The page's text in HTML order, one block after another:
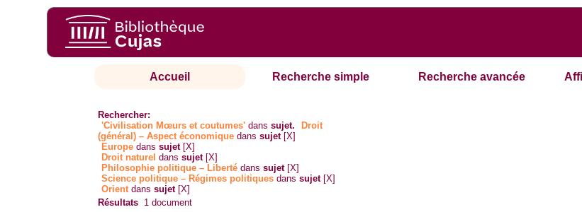
Accueil Recherche simple Recherche avancée
Rechercher:
'Civilisation Mœurs et coutumes' danssujet.
Droit
(général) – Aspect économique danssujet [X]
Europe danssujet [X]
Droit naturel danssujet [X]
Philosophie politique – Liberté danssujet [X]
Science politique – Régimes politiques danssujet [X]
Orientdanssujet [X]
Résultats 1 document